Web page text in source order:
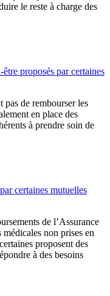
le reste à charge des
proposés par certaines
pas de rembourser les
en place des
à prendre soin de
certaines mutuelles
de l’Assurance
non prises en
proposent des
à des besoins